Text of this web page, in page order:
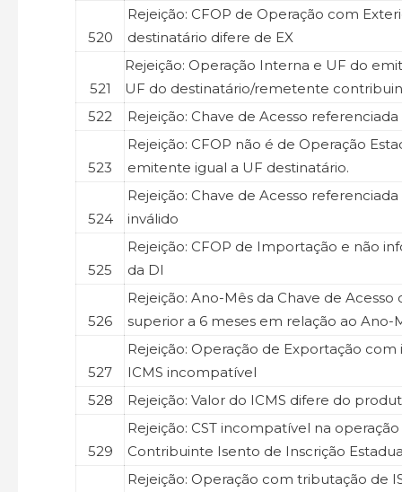
520
Rejeição: CFOP de Operação com
destinatário difere de EX
521
Rejeição: Operação Interna e UF do
UF do destinatário/remetente
522
Rejeição: Chave de Acesso
523
Rejeição: CFOP não é de Operação
emitente igual a UF destinatário.
524
Rejeição: Chave de Acesso
inválido
525
Rejeição: CFOP de Importação e não
da DI
526
Rejeição: Ano-Mês da Chave de Acesso
superior a 6 meses em relação ao Ano-
527
Rejeição: Operação de Exportação
ICMS incompatível
528
Rejeição: Valor do ICMS difere do
529
Rejeição: CST incompatível na
Contribuinte Isento de Inscrição
Rejeição: Operação com tributação de